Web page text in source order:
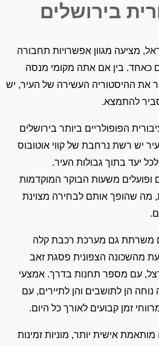
בירושלים
מציעה מגוון אפשרויות תחבורה
כאחד. בין אם אתה מקומי מנסה
את ההיסטוריה העשירה של העיר, יש
להתמצא.
הפופולריים ביותר בירושלים
יש רשת נרחבת של קווי אוטובוס
יעד בתוך גבולות העיר.
ופועלים משעות הבוקר המוקדמות
מה שהופך אותם לבחירה מצוינת
משרתת גם מערכת רכבת קלה
מהשכונה הצפונית פסגת זאב
עם מספר תחנות בדרך. אמצעי
נוחה הן לתושבים והן לתיירים, עם
זמן קבועים לאורך כל היום.
אישית יותר, מוניות זמינות